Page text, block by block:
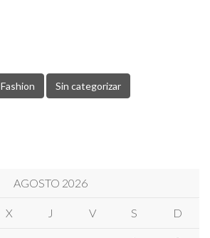
Fashion Sin categorizar
AGOSTO 2026
X J V S D